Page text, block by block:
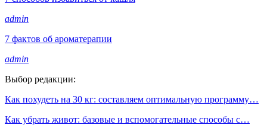
admin
7 фактов об ароматерапии
admin
Выбор редакции:
Как похудеть на 30 кг: составляем оптимальную программу…
Как убрать живот: базовые и вспомогательные способы с…